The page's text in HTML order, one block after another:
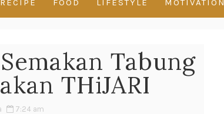
RECIPE FOOD LIFESTYLE MOTIVATION
Tabung
THiJARI
7:24 am